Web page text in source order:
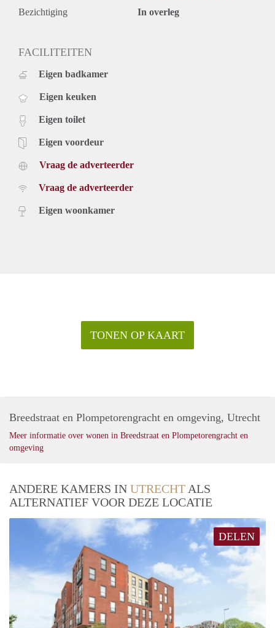
Bezichtiging In overleg
FACILITEITEN
Eigen badkamer
Eigen keuken
Eigen toilet
Eigen voordeur
Vraag de adverteerder
Vraag de adverteerder
Eigen woonkamer
TONEN OP KAART
Breedstraat en Plompetorengracht en omgeving, Utrecht
Meer informatie over wonen in Breedstraat en Plompetorengracht en
omgeving
ANDERE KAMERS IN UTRECHTALS
ALTERNATIEF VOOR DEZE LOCATIE
DELEN